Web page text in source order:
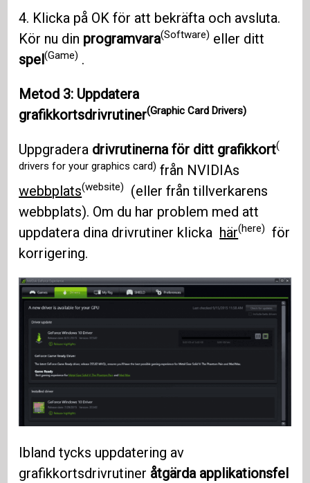
4. Klicka på OK för att bekräfta och avsluta.
Kör nu din programvara(Software) eller ditt
spel(Game) .
Metod 3: Uppdatera
grafikkortsdrivrutiner(Graphic Card Drivers)
Uppgradera drivrutinerna för ditt grafikkort(
drivers for your graphics card) från NVIDIAs
webbplats(website)
(eller från tillverkarens
webbplats). Om du har problem med att
uppdatera dina drivrutiner klicka här(here)
för
korrigering.
Ibland tycks uppdatering av
grafikkortsdrivrutiner åtgärda applikationsfel